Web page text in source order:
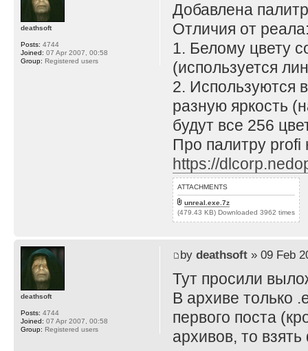
Добавлена
Отличия от
1. Белому цвету
(используется
2. Используются
разную яркость
будут все 256
Про палитру profi
https://
ATTACHMENTS
unreal.exe.7z
(479.43 KB) Downloaded 3962 times
deathsoft
Posts: 4744
Joined: 07 Apr 2007, 00:58
Group: Registered users
by deathsoft» 09 Feb
Тут просили
В архиве только
первого поста
архивов, то
deathsoft
Posts: 4744
Joined: 07 Apr 2007, 00:58
Group: Registered users